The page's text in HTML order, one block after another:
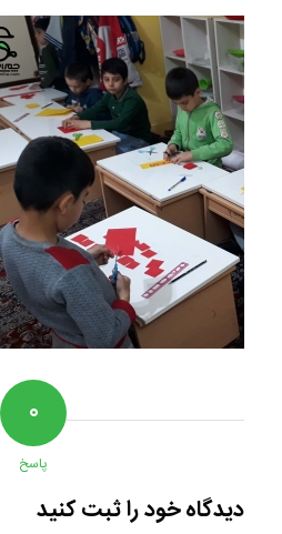
۰
پاسخ
دیدگاه خود را ثبت کنید